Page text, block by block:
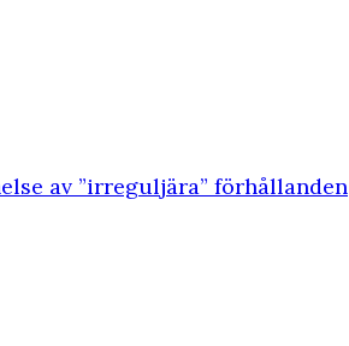
av ”irreguljära” förhållanden